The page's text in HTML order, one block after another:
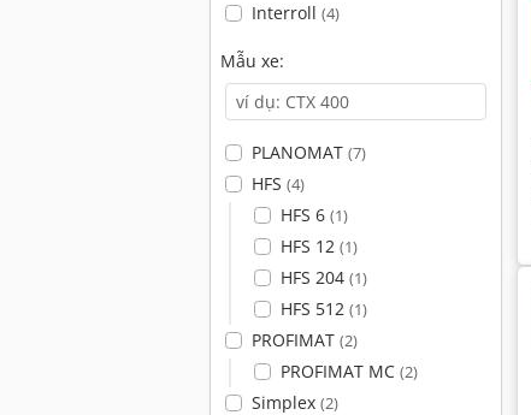
Interroll (4)
Mẫu xe:
PLANOMAT (7)
HFS (4)
HFS 6 (1)
HFS 12 (1)
HFS 204 (1)
HFS 512 (1)
PROFIMAT (2)
PROFIMAT MC (2)
Simplex (2)